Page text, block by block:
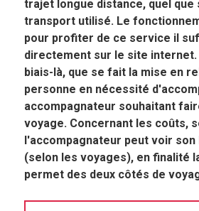
trajet longue distance, quel que
transport utilisé. Le
pour profiter de ce service il
directement sur le site internet.
biais-là, que se fait la mise en
personne en nécessité
accompagnateur souhaitant
voyage. Concernant les coûts,
l'accompagnateur peut voir
(selon les voyages), en finalité
permet des deux côtés de